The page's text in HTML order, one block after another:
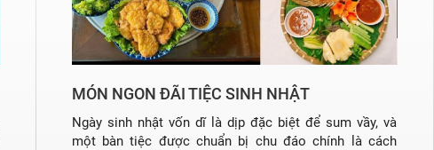
MÓN NGON ĐÃI TIỆC SINH NHẬT
Ngày sinh nhật vốn dĩ là dịp đặc biệt để sum vầy, và
một bàn tiệc được chuẩn bị chu đáo chính là cách